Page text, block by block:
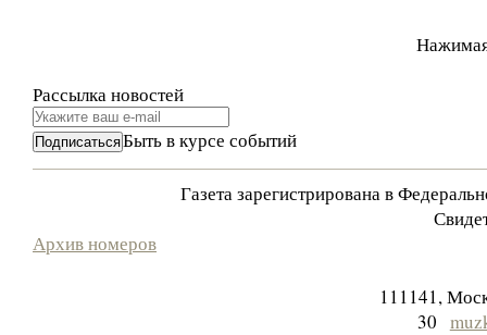
Рассылка новостей
Быть в курсе событий
Газета зарегистрирована в
Архив номеров
111141,
30